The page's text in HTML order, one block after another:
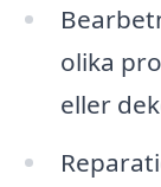
olika
eller